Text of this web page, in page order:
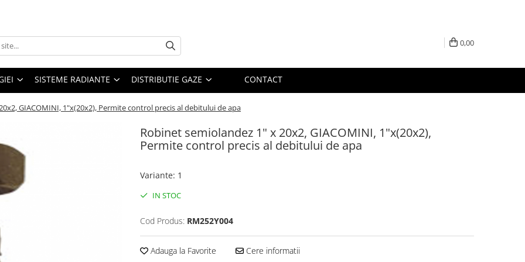
0,00
SISTEME RADIANTE DISTRIBUTIE GAZE CONTACT
GIACOMINI, 1"x(20x2), Permite control precis al debitului de apa
Robinet semiolandez 1" x 20x2, GIACOMINI, 1"x(20x2),
Permite control precis al debitului de apa
Variante: 1
IN STOC
Cod Produs: RM252Y004
Adauga la Favorite Cere informatii